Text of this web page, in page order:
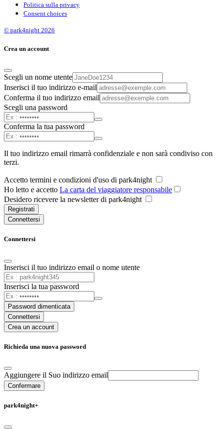
Politica sulla privacy
Consent choices
© park4night 2026
Crea un account
Scegli un nome utente
Inserisci il tuo indirizzo e-mail
Conferma il tuo indirizzo email
Scegli una password
Conferma la tua password
Il tuo indirizzo email rimarrà confidenziale e non sarà condiviso con
terzi.
Accetto termini e condizioni d'uso di park4night
Ho letto e accetto La carta del viaggiatore responsabile
Desidero ricevere la newsletter di park4night
Registrati
Connettersi
Connettersi
Inserisci il tuo indirizzo email o nome utente
Inserisci la tua password
Password dimenticata
Connettersi
Crea un account
Richieda una nuova password
Aggiungere il Suo indirizzo email
Confermare
park4night+